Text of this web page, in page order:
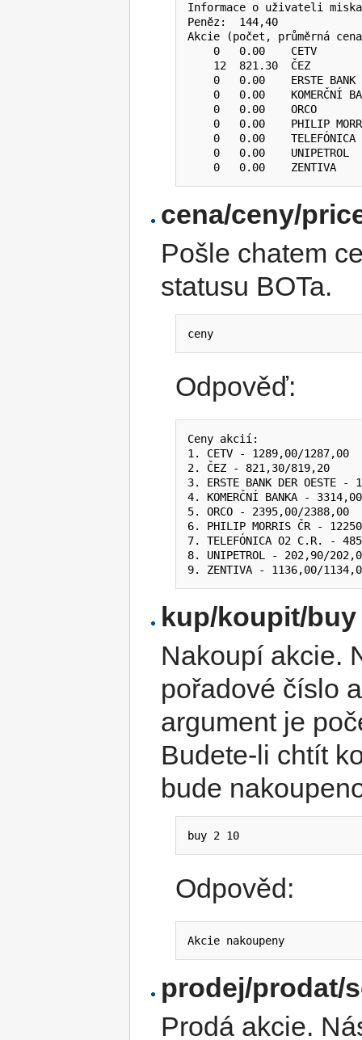
Informace o uživateli
Peněz:  144,40
Akcie (počet, průměrná
    0   0.00    CETV
    12  821.30  ČEZ
0   0.00    ERSTE BANK
0   0.00    KOMERČNÍ
    0   0.00    ORCO
0   0.00    PHILIP
0   0.00    TELEFÓNICA
    0   0.00    UNIPETROL
cena/ceny/
Pošle chatem
statusu BOTa.
ceny
Odpověď:
Ceny akcií:
1. CETV - 1289,00/1287,00
2. ČEZ - 821,30/819,20
3. ERSTE BANK DER OESTE
4. KOMERČNÍ BANKA -
5. ORCO - 2395,00/2388,00
6. PHILIP MORRIS ČR -
7. TELEFÓNICA O2 C.R. -
8. UNIPETROL - 202,90/
kup/koupit/buy
Nakoupí akcie.
pořadové číslo
argument je
Budete-li chtít
bude
buy 2 10
Odpověd:
Akcie nakoupeny
prodej/prodat/
Prodá akcie.